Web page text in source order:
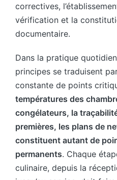
correctives,
vérification et la
documentaire.
Dans la pratique
principes se traduisent
constante de points
températures des
congélateurs, la
premières, les plans de
constituent autant de
permanents. Chaque
culinaire, depuis la